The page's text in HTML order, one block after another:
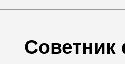
Советник